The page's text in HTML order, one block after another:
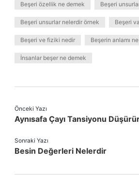
Beşeri özellik ne demek Beşeri
Beşeri unsurlar nelerdir örnek Beşeri
Beşeri ve fiziki nedir Beşerin anlamı ne
İnsanlar beşer ne demek
Önceki Yazı
Aynısafa Çayı Tansiyonu
Sonraki Yazı
Besin Değerleri Nelerdir